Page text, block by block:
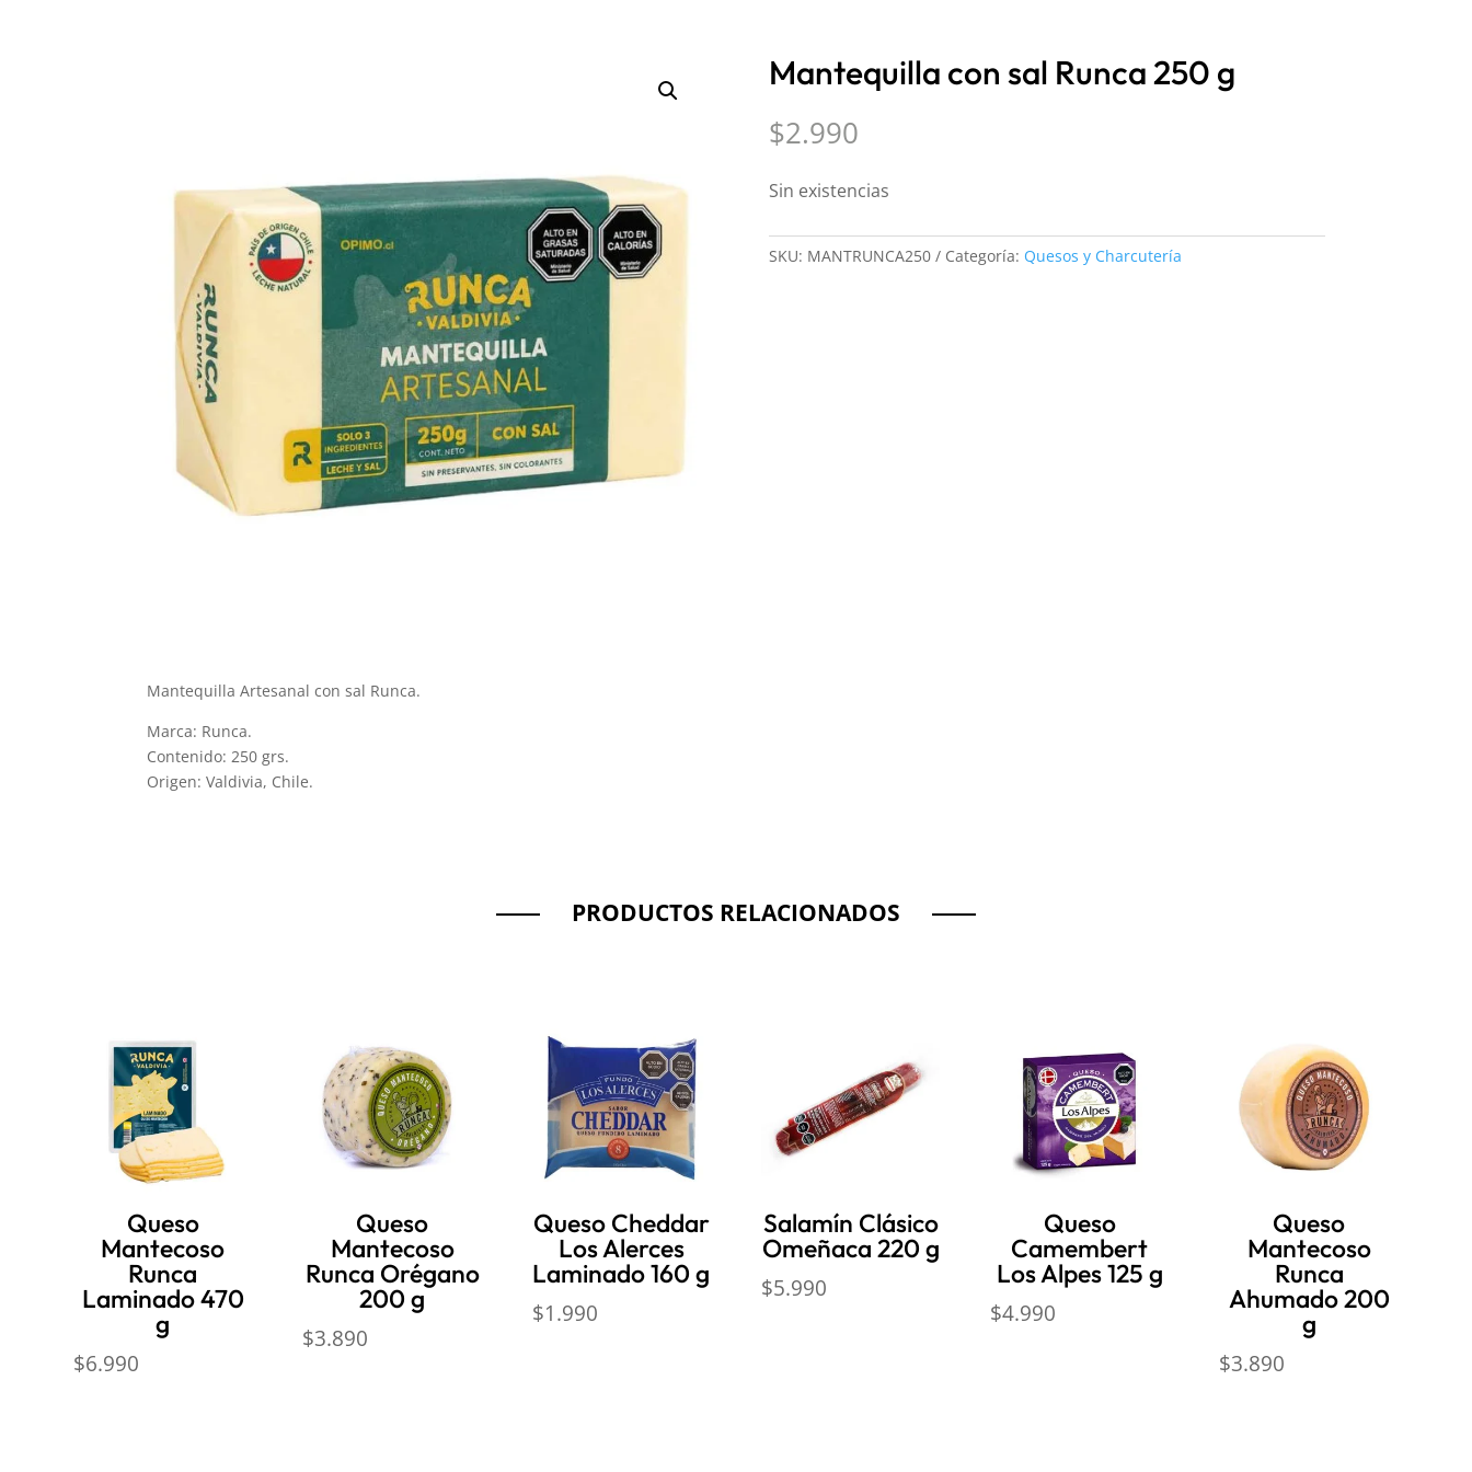
Mantequilla con sal Runca 250 g
$2.990
Sin existencias
SKU: MANTRUNCA250 Categoría: Quesos y Charcutería
Mantequilla Artesanal con sal Runca.
Marca: Runca.
Contenido: 250 grs.
Origen: Valdivia, Chile.
PRODUCTOS RELACIONADOS
Queso
Mantecoso
Runca
Laminado 470
g
$6.990
Queso
Mantecoso
Runca Orégano
200 g
$3.890
Queso Cheddar
Los Alerces
Laminado 160 g
$1.990
Salamín Clásico
Omeñaca 220 g
$5.990
Queso
Camembert
Los Alpes 125 g
$4.990
Queso
Mantecoso
Runca
Ahumado 200
g
$3.890